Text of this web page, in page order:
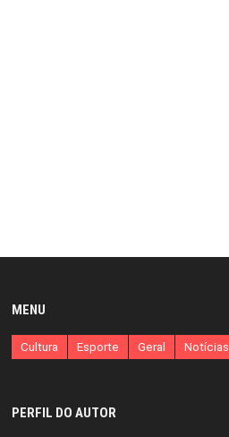
MENU
Cultura Esporte Geral Notícias
PERFIL DO AUTOR